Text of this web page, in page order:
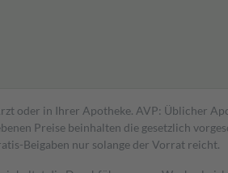
oder in Ihrer Apotheke. AVP: Üblicher
Preise beinhalten die gesetzlich
Beigaben nur solange der Vorrat reicht.